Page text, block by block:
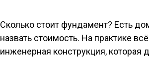
Сколько стоит фундамент? Есть
назвать стоимость. На практике
инженерная конструкция, которая